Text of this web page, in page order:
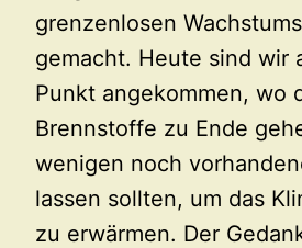
grenzenlosen
gemacht. Heute sind wir
Punkt angekommen, wo
Brennstoffe zu Ende
wenigen noch
lassen sollten, um das
zu erwärmen. Der